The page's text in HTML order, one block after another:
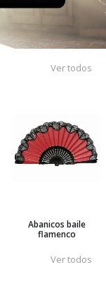
Ver todos
Abanicos baile
flamenco
Ver todos